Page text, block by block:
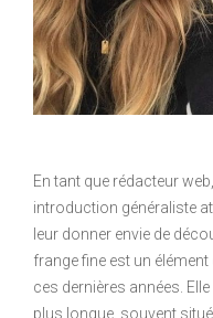
En tant que rédacteur
introduction généraliste
leur donner envie de
frange fine est un
ces dernières années.
plus longue, souvent